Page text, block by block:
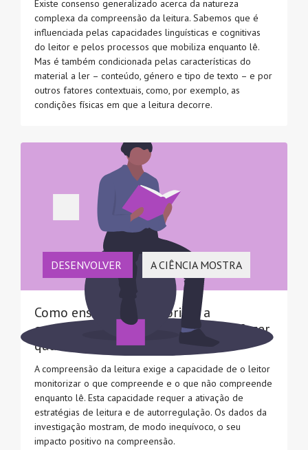
Existe consenso generalizado acerca da natureza
complexa da compreensão da leitura. Sabemos que é
influenciada pelas capacidades linguísticas e cognitivas
do leitor e pelos processos que mobiliza enquanto lê.
Mas é também condicionada pelas características do
material a ler – conteúdo, género e tipo de texto – e por
outros fatores contextuais, como, por exemplo, as
condições físicas em que a leitura decorre.
DESENVOLVER A CIÊNCIA MOSTRA
Como ensinar a monitorizar a
compreensão do que se lê e o que fazer
quando não se compreende?
A compreensão da leitura exige a capacidade de o leitor
monitorizar o que compreende e o que não compreende
enquanto lê. Esta capacidade requer a ativação de
estratégias de leitura e de autorregulação. Os dados da
investigação mostram, de modo inequívoco, o seu
impacto positivo na compreensão.